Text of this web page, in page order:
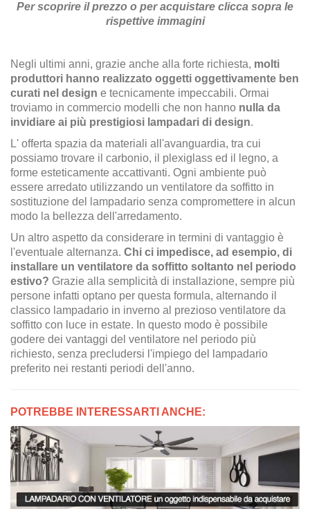
Per scoprire il prezzo o per acquistare clicca sopra le
rispettive immagini
Negli ultimi anni, grazie anche alla forte richiesta, molti
produttori hanno realizzato oggetti oggettivamente ben
curati nel design e tecnicamente impeccabili. Ormai
troviamo in commercio modelli che non hanno nulla da
invidiare ai più prestigiosi lampadari di design.
L' offerta spazia da materiali all'avanguardia, tra cui
possiamo trovare il carbonio, il plexiglass ed il legno, a
forme esteticamente accattivanti. Ogni ambiente può
essere arredato utilizzando un ventilatore da soffitto in
sostituzione del lampadario senza compromettere in alcun
modo la bellezza dell'arredamento.
Un altro aspetto da considerare in termini di vantaggio è
l'eventuale alternanza. Chi ci impedisce, ad esempio, di
installare un ventilatore da soffitto soltanto nel periodo
estivo? Grazie alla semplicità di installazione, sempre più
persone infatti optano per questa formula, alternando il
classico lampadario in inverno al prezioso ventilatore da
soffitto con luce in estate. In questo modo è possibile
godere dei vantaggi del ventilatore nel periodo più
richiesto, senza precludersi l'impiego del lampadario
preferito nei restanti periodi dell'anno.
POTREBBE INTERESSARTI ANCHE: